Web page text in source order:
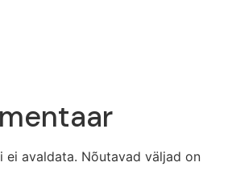
ei avaldata. Nõutavad väljad on